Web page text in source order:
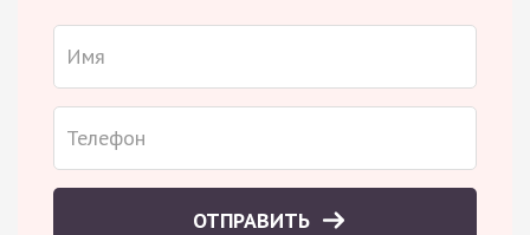
ОТПРАВИТЬ